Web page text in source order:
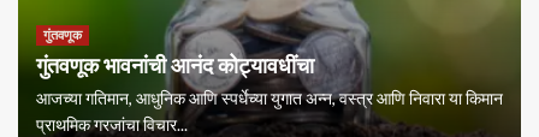
गुंतवणूक
गुंतवणूक भावनांची आनंद कोट्यावधींचा
आजच्या गतिमान, आधुनिक आणि स्पर्धेच्या युगात अन्न, वस्त्र आणि निवारा या किमान
प्राथमिक गरजांचा विचार...